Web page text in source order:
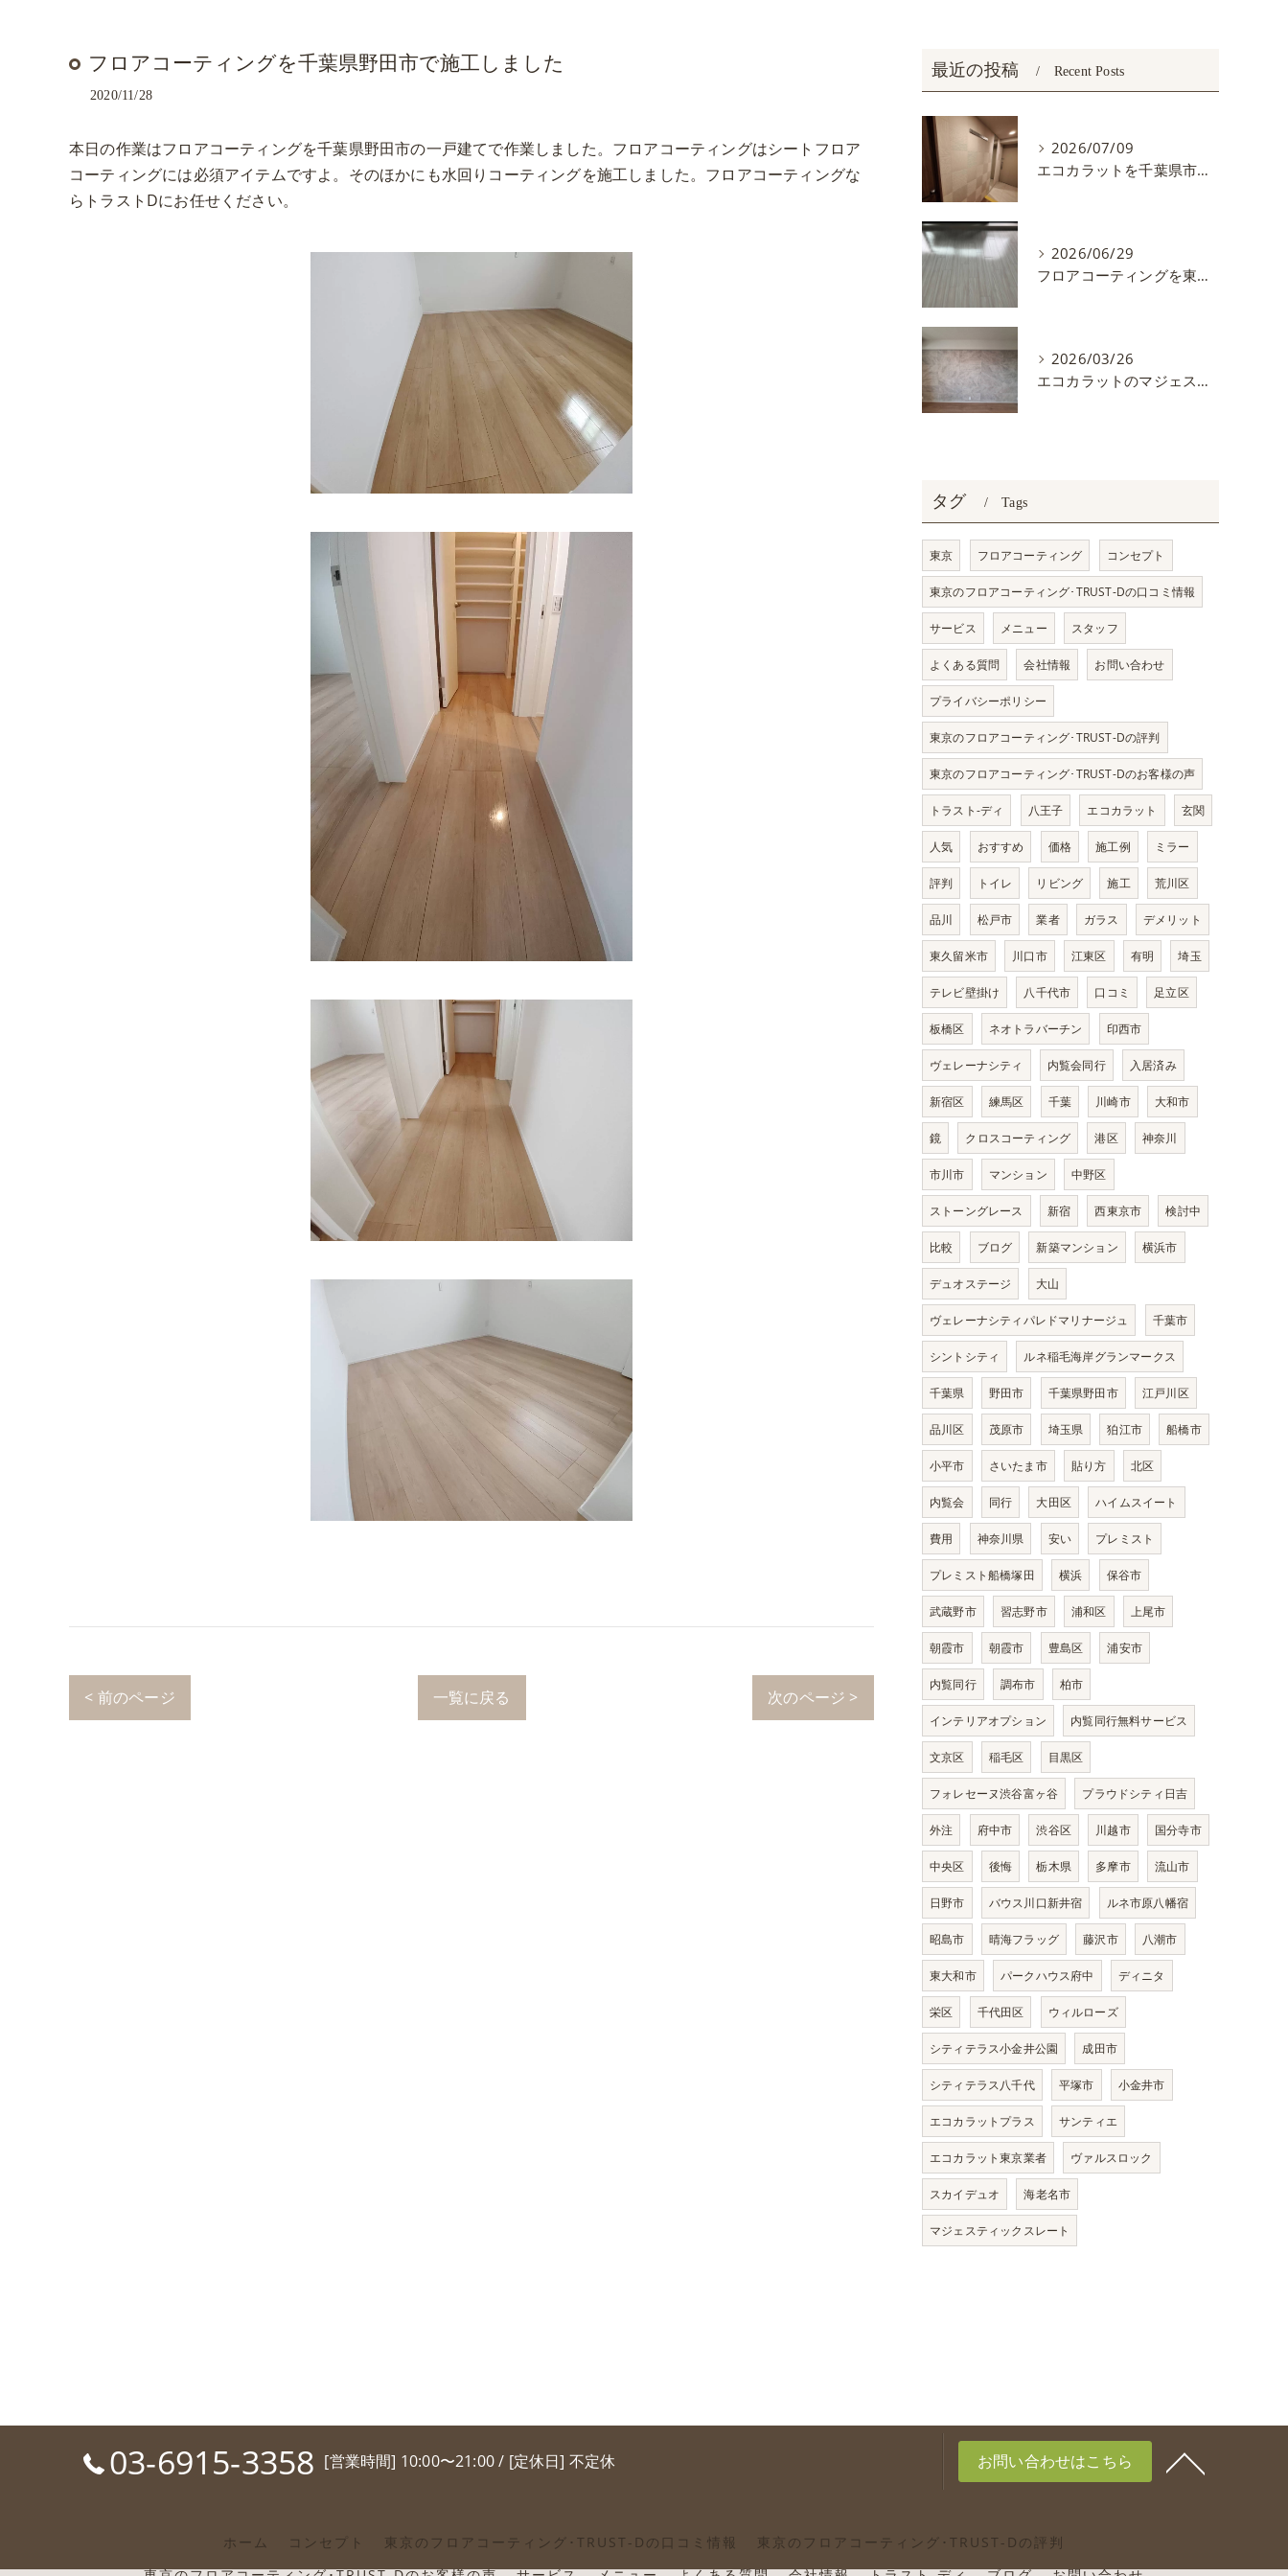
フロアコーティングを千葉県野田市で施工しました
2020/11/28
本日の作業はフロアコーティングを千葉県野田市の一戸建てで作業しました。フロアコーティングはシートフロア
コーティングには必須アイテムですよ。そのほかにも水回りコーティングを施工しました。フロアコーティングな
らトラストDにお任せください。
< 前のページ 一覧に戻る 次のページ >
最近の投稿 Recent Posts
2026/07/09
エコカラットを千葉県市川市で施工しました。
2026/06/29
フロアコーティングを東京都練馬区で施工しました
2026/03/26
エコカラットのマジェスティクスレートを施工しました
タグ Tags
東京 フロアコーティング コンセプト
東京のフロアコーティング･TRUST-Dの口コミ情報
サービス メニュー スタッフ
よくある質問 会社情報 お問い合わせ
プライバシーポリシー
東京のフロアコーティング･TRUST-Dの評判
東京のフロアコーティング･TRUST-Dのお客様の声
トラスト-ディ 八王子 エコカラット 玄関
人気 おすすめ 価格 施工例 ミラー
評判 トイレ リビング 施工 荒川区
品川 松戸市 業者 ガラス デメリット
東久留米市 川口市 江東区 有明 埼玉
テレビ壁掛け 八千代市 口コミ 足立区
板橋区 ネオトラバーチン 印西市
ヴェレーナシティ 内覧会同行 入居済み
新宿区 練馬区 千葉 川崎市 大和市
鏡 クロスコーティング 港区 神奈川
市川市 マンション 中野区
ストーングレース 新宿 西東京市 検討中
比較 ブログ 新築マンション 横浜市
デュオステージ 大山
ヴェレーナシティパレドマリナージュ 千葉市
シントシティ ルネ稲毛海岸グランマークス
千葉県 野田市 千葉県野田市 江戸川区
品川区 茂原市 埼玉県 狛江市 船橋市
小平市 さいたま市 貼り方 北区
内覧会 同行 大田区 ハイムスイート
費用 神奈川県 安い プレミスト
プレミスト船橋塚田 横浜 保谷市
武蔵野市 習志野市 浦和区 上尾市
朝霞市 朝霞市 豊島区 浦安市
内覧同行 調布市 柏市
インテリアオプション 内覧同行無料サービス
文京区 稲毛区 目黒区
フォレセーヌ渋谷富ヶ谷 プラウドシティ日吉
外注 府中市 渋谷区 川越市 国分寺市
中央区 後悔 栃木県 多摩市 流山市
日野市 バウス川口新井宿 ルネ市原八幡宿
昭島市 晴海フラッグ 藤沢市 八潮市
東大和市 パークハウス府中 ディニタ
栄区 千代田区 ウィルローズ
シティテラス小金井公園 成田市
シティテラス八千代 平塚市 小金井市
エコカラットプラス サンティエ
エコカラット東京業者 ヴァルスロック
スカイデュオ 海老名市
マジェスティックスレート
03-6915-3358 [営業時間] 10:00〜21:00 / [定休日] 不定休 お問い合わせはこちら
ホーム コンセプト 東京のフロアコーティング･TRUST-Dの口コミ情報
東京のフロアコーティング･TRUST-Dの評判